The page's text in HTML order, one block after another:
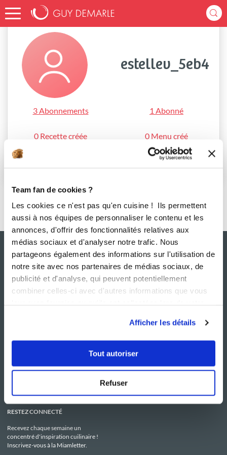
Team fan de cookies ?
Les cookies ce n'est pas qu'en cuisine ! Ils permettent
aussi à nos équipes de personnaliser le contenu et les
annonces, d'offrir des fonctionnalités relatives aux
médias sociaux et d'analyser notre trafic. Nous
partageons également des informations sur l'utilisation de
notre site avec nos partenaires de médias sociaux, de
publicité et d'analyse, qui peuvent potentiellement
combiner celles-ci avec d'autres informations que vous
Afficher les détails
Tout autoriser
Refuser
Accueil estellev_5eb4
estellev_5eb4
3 Abonnements 1 Abonné
0 Recette créée 0 Menu créé
Le Mag'
Boutique
C.G.U
Politique de confidentialité
Utilisation des Cookies
RESTEZ CONNECTÉ
Recevez chaque semaine un
concentré d'inspiration cuilinaire !
Inscrivez-vous à la Miamletter.